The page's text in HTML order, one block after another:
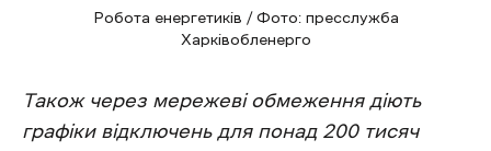
Робота енергетиків / Фото: пресслужба
Харківобленерго
Також через мережеві обмеження діють
графіки відключень для понад 200 тисяч